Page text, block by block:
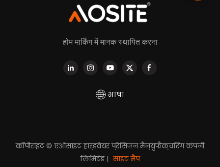
होम मार्किंग में मानक स्थापित करना
भाषा
कॉपीराइट © एओसाइट हार्डवेयर प्रेसिजन मैन्युफैक्चरिंग कंपनी
लिमिटेड | साइट मैप